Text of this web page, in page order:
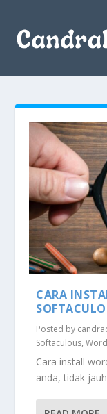
CARA
Posted by
Softaculous,
Cara install
anda, tidak